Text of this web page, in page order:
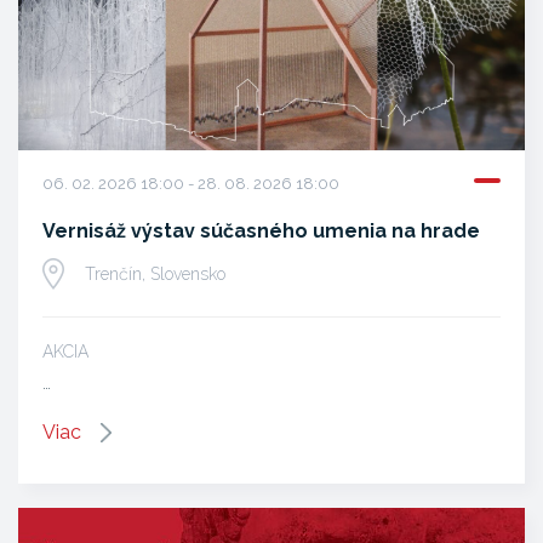
06. 02. 2026 18:00 - 28. 08. 2026 18:00
Vernisáž výstav súčasného umenia na hrade
Trenčín, Slovensko
AKCIA
Viac